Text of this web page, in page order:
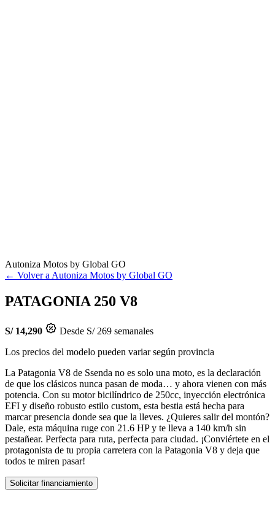
Autoniza Motos by Global GO
← Volver a Autoniza Motos by Global GO
PATAGONIA 250 V8
S/ 14,290
Desde S/ 269 semanales
Los precios del modelo pueden variar según provincia
La Patagonia V8 de Ssenda no es solo una moto, es la declaración
de que los clásicos nunca pasan de moda… y ahora vienen con más
potencia. Con su motor bicilíndrico de 250cc, inyección electrónica
EFI y diseño robusto estilo custom, esta bestia está hecha para
marcar presencia donde sea que la lleves. ¿Quieres salir del montón?
Dale, esta máquina ruge con 21.6 HP y te lleva a 140 km/h sin
pestañear. Perfecta para ruta, perfecta para ciudad. ¡Conviértete en el
protagonista de tu propia carretera con la Patagonia V8 y deja que
todos te miren pasar!
Solicitar financiamiento